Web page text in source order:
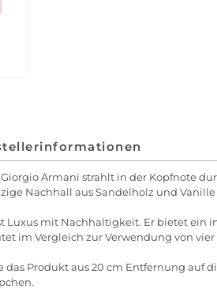
Giorgio Armani strahlt in der
Nachhall aus Sandelholz und
Luxus mit Nachhaltigkeit. Er bietet ein
im Vergleich zur Verwendung von
Produkt aus 20 cm Entfernung auf